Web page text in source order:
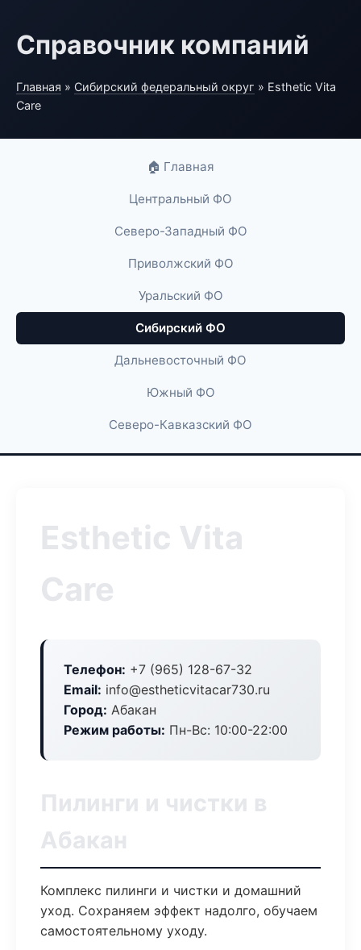
Справочник компаний
Главная » Сибирский федеральный округ » Esthetic Vita
Care
🏠 Главная
Центральный ФО
Северо-Западный ФО
Приволжский ФО
Уральский ФО
Сибирский ФО
Дальневосточный ФО
Южный ФО
Северо-Кавказский ФО
Esthetic Vita
Care
Телефон: +7 (965) 128-67-32
Email: info@estheticvitacar730.ru
Город: Абакан
Режим работы: Пн-Вс: 10:00-22:00
Пилинги и чистки в
Абакан
Комплекс пилинги и чистки и домашний
уход. Сохраняем эффект надолго, обучаем
самостоятельному уходу.